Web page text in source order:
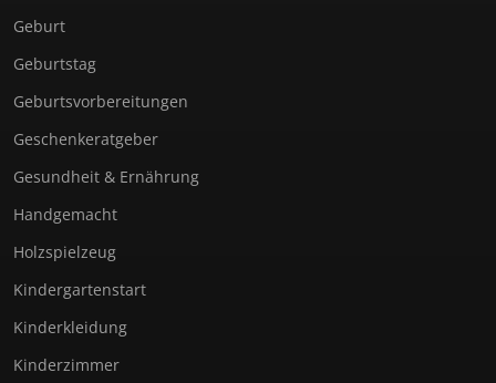
Geburt
Geburtstag
Geburtsvorbereitungen
Geschenkeratgeber
Gesundheit & Ernährung
Handgemacht
Holzspielzeug
Kindergartenstart
Kinderkleidung
Kinderzimmer